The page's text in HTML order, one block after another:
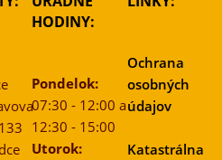
HODINY:
Pondelok:
07:30 - 12:00 a
12:30 - 15:00
Utorok:
Ochrana
osobných
údajov
Katastrálna